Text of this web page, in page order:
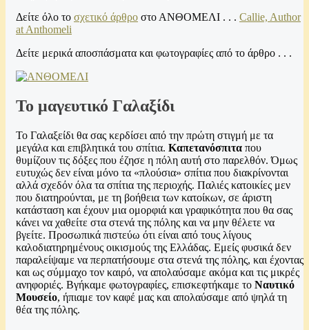
Δείτε όλο το σχετικό άρθρο στο ΑΝΘΟΜΕΛΙ . . . Callie, Author
at Anthomeli
Δείτε μερικά αποσπάσματα και φωτογραφίες από το άρθρο . . .
Το μαγευτικό Γαλαξίδι
Το Γαλαξείδι θα σας κερδίσει από την πρώτη στιγμή με τα
μεγάλα και επιβλητικά του σπίτια. Καπετανόσπιτα που
θυμίζουν τις δόξες που έζησε η πόλη αυτή στο παρελθόν. Όμως
ευτυχώς δεν είναι μόνο τα «πλούσια» σπίτια που διακρίνονται
αλλά σχεδόν όλα τα σπίτια της περιοχής. Παλιές κατοικίες μεν
που διατηρούνται, με τη βοήθεια των κατοίκων, σε άριστη
κατάσταση και έχουν μια ομορφιά και γραφικότητα που θα σας
κάνει να χαθείτε στα στενά της πόλης και να μην θέλετε να
βγείτε. Προσωπικά πιστεύω ότι είναι από τους λίγους
καλοδιατηρημένους οικισμούς της Ελλάδας. Εμείς φυσικά δεν
παραλείψαμε να περπατήσουμε στα στενά της πόλης, και έχοντας
και ως σύμμαχο τον καιρό, να απολαύσαμε ακόμα και τις μικρές
ανηφοριές. Βγήκαμε φωτογραφίες, επισκεφτήκαμε το Ναυτικό
Μουσείο, ήπιαμε τον καφέ μας και απολαύσαμε από ψηλά τη
θέα της πόλης.